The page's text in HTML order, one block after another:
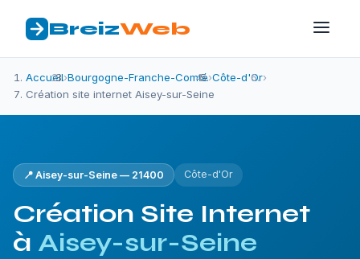
BreizWeb
Accueil›Bourgogne-Franche-Comté›Côte-d'Or›
Création site internet Aisey-sur-Seine
📍 Aisey-sur-Seine — 21400 Côte-d'Or
Création Site Internet
à Aisey-sur-Seine